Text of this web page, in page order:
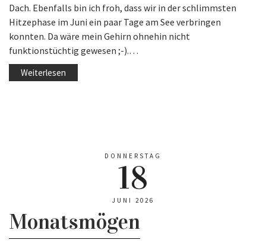
Dach. Ebenfalls bin ich froh, dass wir in der schlimmsten
Hitzephase im Juni ein paar Tage am See verbringen
konnten. Da wäre mein Gehirn ohnehin nicht
funktionstüchtig gewesen ;-).…
Weiterlesen
DONNERSTAG
18
JUNI 2026
Monatsmögen